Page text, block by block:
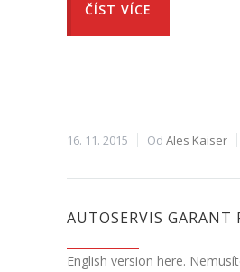
ČÍST VÍCE
16. 11. 2015 Od Ales Kaiser
AUTOSERVIS GARANT
English version here.